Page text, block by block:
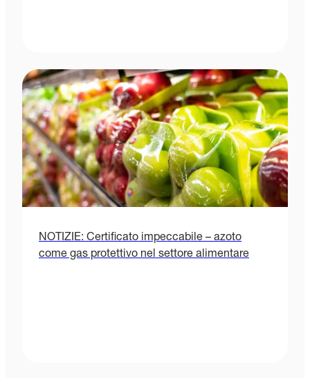
NOTIZIE: Certificato impeccabile – azoto
come gas protettivo nel settore alimentare